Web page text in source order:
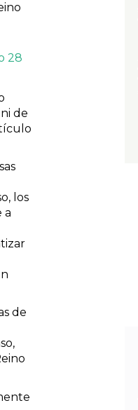
28
de
los
a
de